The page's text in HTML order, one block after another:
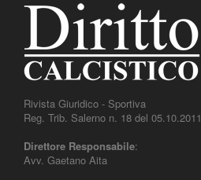
Rivista Giuridico - Sportiva
Reg. Trib. Salerno n. 18 del 05.10.2011
Direttore Responsabile:
Avv. Gaetano Aita